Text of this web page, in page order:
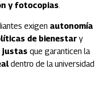
y fotocopias.
exigen autonomía
de bienestar y
justas que garanticen la
dentro de la universidad